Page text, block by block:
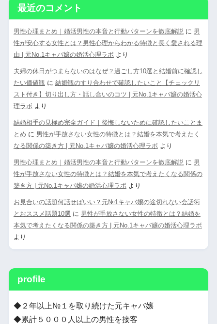
最近のコメント
男性心理まとめ｜婚活男性の本音と行動パターンを徹底解説 に 男
性が安心する女性とは？男性心理からわかる特徴と長く愛される理
由 | 元No.1キャバ嬢の婚活心理ラボ より
夫婦の休日がつまらないのはなぜ？過ごし方10選と結婚前に確認し
たい価値観 に 結婚観のすり合わせで確認したいこと【チェックリ
スト付き】切り出し方・話し合いのコツ | 元No.1キャバ嬢の婚活心
理ラボ より
結婚相手の見極め完全ガイド｜後悔しないために確認したいことま
とめ に 男性が手放さない女性の特徴とは？結婚を本気で考えたく
なる関係の築き方 | 元No.1キャバ嬢の婚活心理ラボ より
男性心理まとめ｜婚活男性の本音と行動パターンを徹底解説 に 男
性が手放さない女性の特徴とは？結婚を本気で考えたくなる関係の
築き方 | 元No.1キャバ嬢の婚活心理ラボ より
お見合いの話題何話せばいい？元№1キャバ嬢の途切れない会話術
とおススメ話題10選 に 男性が手放さない女性の特徴とは？結婚を
本気で考えたくなる関係の築き方 | 元No.1キャバ嬢の婚活心理ラボ
より
profile
◆２年以上№１を取り続けた元キャバ嬢
◆累計５０００人以上の男性を接客